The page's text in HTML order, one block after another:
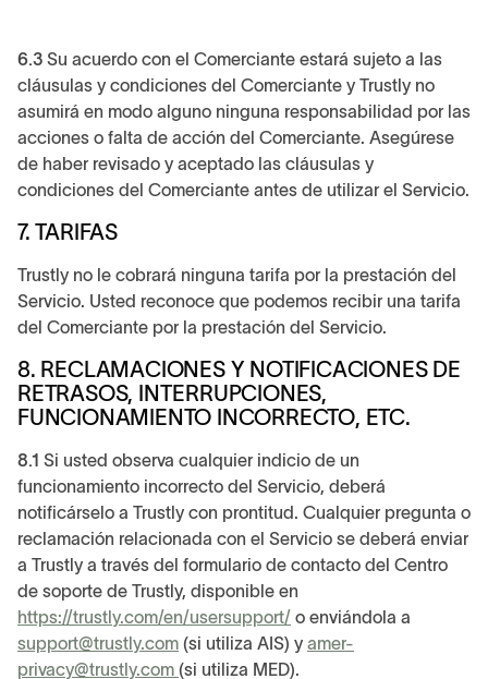
6.3 Su acuerdo con el Comerciante estará sujeto a las
cláusulas y condiciones del Comerciante y Trustly no
asumirá en modo alguno ninguna responsabilidad por las
acciones o falta de acción del Comerciante. Asegúrese
de haber revisado y aceptado las cláusulas y
condiciones del Comerciante antes de utilizar el Servicio.
7. TARIFAS
Trustly no le cobrará ninguna tarifa por la prestación del
Servicio. Usted reconoce que podemos recibir una tarifa
del Comerciante por la prestación del Servicio.
8. RECLAMACIONES Y NOTIFICACIONES DE
RETRASOS, INTERRUPCIONES,
FUNCIONAMIENTO INCORRECTO, ETC.
8.1 Si usted observa cualquier indicio de un
funcionamiento incorrecto del Servicio, deberá
notificárselo a Trustly con prontitud. Cualquier pregunta o
reclamación relacionada con el Servicio se deberá enviar
a Trustly a través del formulario de contacto del Centro
de soporte de Trustly, disponible en
https://trustly.com/en/usersupport/ o enviándola a
support@trustly.com (si utiliza AIS) y amer-
privacy@trustly.com (si utiliza MED).